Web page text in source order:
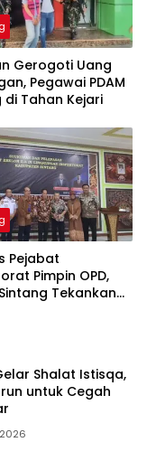
Gerogoti Uang
Pegawai PDAM
di Tahan Kejari
Pejabat
Pimpin OPD,
Tekankan
Shalat Istisqa,
untuk Cegah